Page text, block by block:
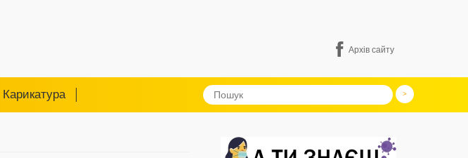
Архів сайту
Карикатура